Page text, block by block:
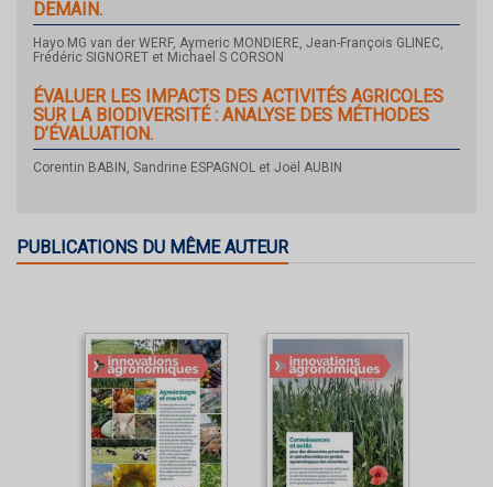
DEMAIN.
Hayo MG van der WERF, Aymeric MONDIERE, Jean-François GLINEC,
Frédéric SIGNORET et Michael S CORSON
ÉVALUER LES IMPACTS DES ACTIVITÉS AGRICOLES
SUR LA BIODIVERSITÉ : ANALYSE DES MÉTHODES
D’ÉVALUATION.
Corentin BABIN, Sandrine ESPAGNOL et Joël AUBIN
PUBLICATIONS DU MÊME AUTEUR